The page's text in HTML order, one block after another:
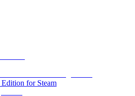
for Steam